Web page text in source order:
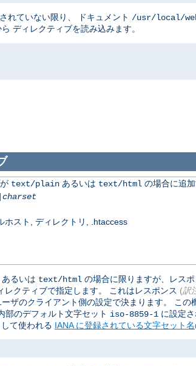
れていない限り、 ドキュメント /usr/local/
ら ディレクティブを読み込みます。
text/plainあるいは text/html の場合に追
charset
ホスト, ディレクトリ, .htaccess
あるいは text/html の場合に限りますが、レス
クティブで指定します。 これはレスポンス (訳
ザのクライアント側の設定で決まります。 この
部のデフォルト文字セット iso-8859-1 に設定
て使われる IANA に登録されている文字セット名